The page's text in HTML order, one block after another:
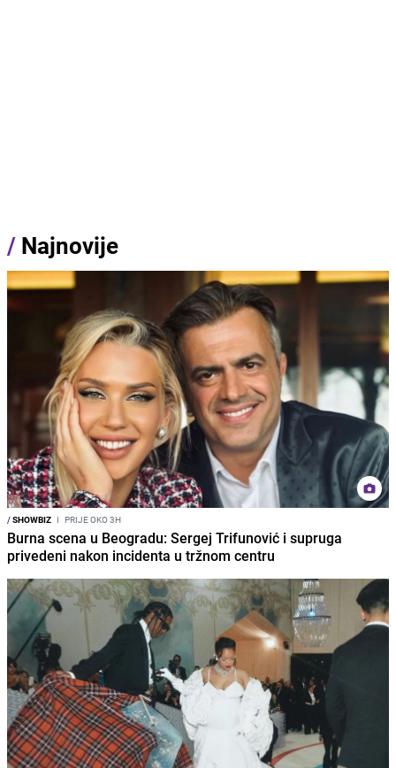
/ Najnovije
/SHOWBIZ I PRIJE OKO 3H
Burna scena u Beogradu: Sergej Trifunović i supruga
privedeni nakon incidenta u tržnom centru